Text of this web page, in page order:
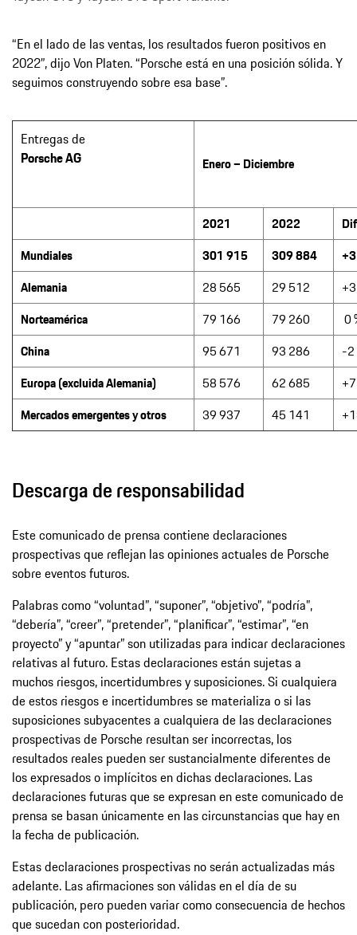
“En el lado de las ventas, los resultados fueron positivos en
2022”, dijo Von Platen. “Porsche está en una posición sólida. Y
seguimos construyendo sobre esa base”.
Entregas de
Porsche AG
Enero – Diciembre
2021 2022
Mundiales
301 915 309 884
Alemania
28 565 29 512
Norteamérica
79 166 79 260
0
China
95 671 93 286
-2
Europa (excluida Alemania)
58 576 62 685
Mercados emergentes y otros
39 937 45 141
Descarga de responsabilidad
Este comunicado de prensa contiene declaraciones
prospectivas que reflejan las opiniones actuales de Porsche
sobre eventos futuros.
Palabras como “voluntad”, “suponer”, “objetivo”, “podría”,
“debería”, “creer”, “pretender”, “planificar”, “estimar”, “en
proyecto” y “apuntar” son utilizadas para indicar declaraciones
relativas al futuro. Estas declaraciones están sujetas a
muchos riesgos, incertidumbres y suposiciones. Si cualquiera
de estos riesgos e incertidumbres se materializa o si las
suposiciones subyacentes a cualquiera de las declaraciones
prospectivas de Porsche resultan ser incorrectas, los
resultados reales pueden ser sustancialmente diferentes de
los expresados o implícitos en dichas declaraciones. Las
declaraciones futuras que se expresan en este comunicado de
prensa se basan únicamente en las circunstancias que hay en
la fecha de publicación.
Estas declaraciones prospectivas no serán actualizadas más
adelante. Las afirmaciones son válidas en el día de su
publicación, pero pueden variar como consecuencia de hechos
que sucedan con posterioridad.